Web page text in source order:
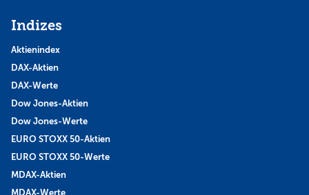
Indizes
Aktienindex
DAX-Aktien
DAX-Werte
Dow Jones-Aktien
Dow Jones-Werte
EURO STOXX 50-Aktien
EURO STOXX 50-Werte
MDAX-Aktien
MDAX-Werte